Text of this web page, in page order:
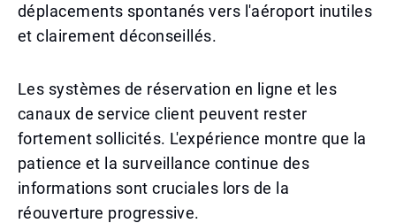
déplacements spontanés vers l'aéroport inutiles
et clairement déconseillés.
Les systèmes de réservation en ligne et les
canaux de service client peuvent rester
fortement sollicités. L'expérience montre que la
patience et la surveillance continue des
informations sont cruciales lors de la
réouverture progressive.